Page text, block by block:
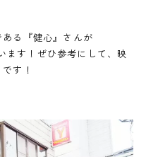
る『健心』さんが
ます！ぜひ参考にして、映
す！